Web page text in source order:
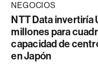
NEGOCIOS
NTT Data
millones para
capacidad de
en Japón